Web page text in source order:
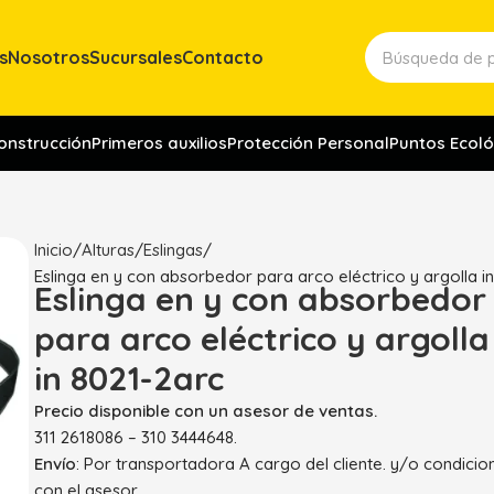
NosotrosSucursalesContacto
Primeros auxiliosProtección PersonalPuntos
Inicio Alturas Eslingas
Eslinga en y con absorbedor para arco eléctrico y argolla
Eslinga en y con absorbedor
para arco eléctrico y argolla
in 8021-2arc
Precio disponible con un asesor de ventas.
311 2618086 – 310 3444648.
Envío: Por transportadora A cargo del cliente. y/o